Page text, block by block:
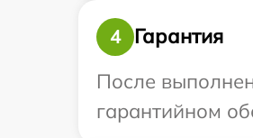
4
Гарантия
После
гарантийном